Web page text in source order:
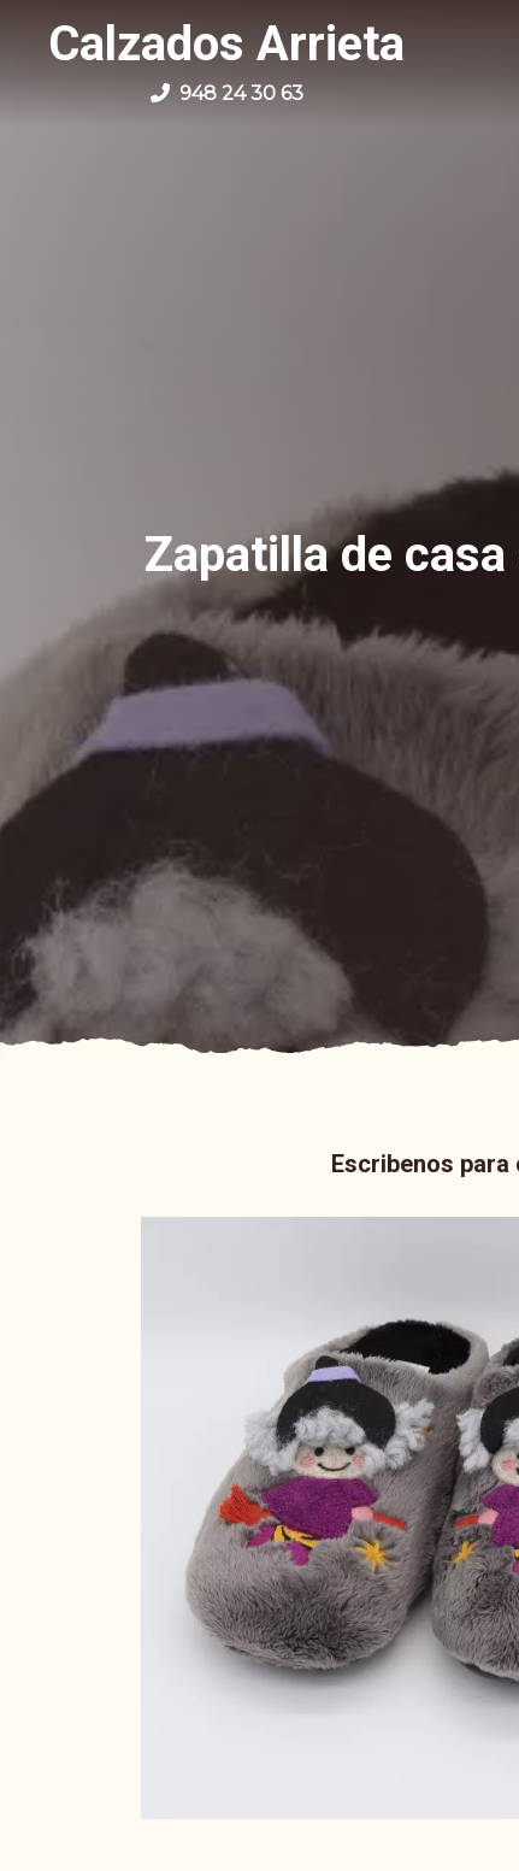
Calzados Arrieta
948 24 30 63
Zapatilla de
Escribenos